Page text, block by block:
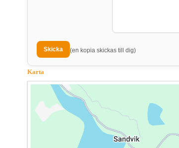
(en kopia skickas till dig)
Karta